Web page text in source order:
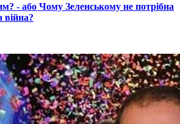
- або Чому Зеленському не потрібна
війна?